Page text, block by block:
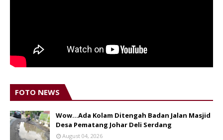
FOTO NEWS
Wow...Ada Kolam Ditengah Badan Jalan Masjid
Desa Pematang Johar Deli Serdang
August 04, 2026